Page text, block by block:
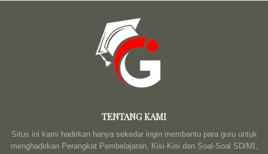
TENTANG KAMI
Situs ini kami hadirkan hanya sekedar ingin membantu para guru untuk
menghadirkan Perangkat Pembelajaran, Kisi-Kisi dan Soal-Soal SD/MI,